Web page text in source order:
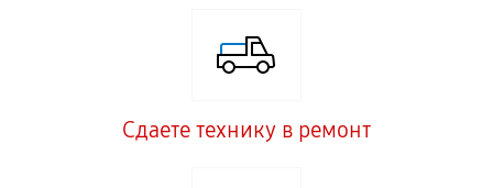
Сдаете технику в ремонт